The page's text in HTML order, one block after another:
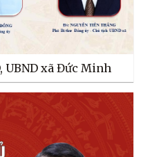
UBND xã Đức Minh